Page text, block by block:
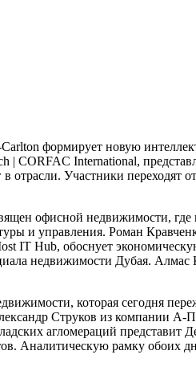
формирует новую
CORFAC International,
Участники
офисной недвижимости,
и управления. Роман
IT Hub, обоснует
недвижимости Дубая.
которая сегодня
Струков из компании
агломераций
Аналитическую рамку обоих